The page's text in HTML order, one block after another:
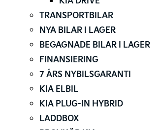
TRANSPORTBILAR
NYA BILAR I LAGER
BEGAGNADE BILAR I LAGER
FINANSIERING
7 ÅRS NYBILSGARANTI
KIA ELBIL
KIA PLUG-IN HYBRID
LADDBOX